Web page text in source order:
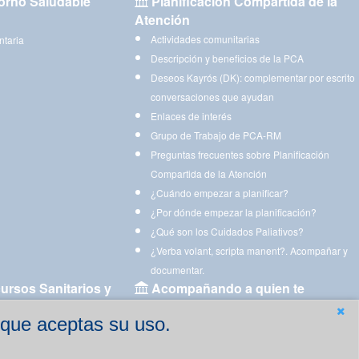
aceptas su uso.
Atención
Actividades comunitarias
Descripción y beneficios de la PCA
Deseos Kayrós (DK): complementar por escrito
conversaciones que ayudan
Enlaces de interés
Grupo de Trabajo de PCA-RM
Preguntas frecuentes sobre Planificación
Compartida de la Atención
¿Cuándo empezar a planificar?
¿Por dónde empezar la planificación?
¿Qué son los Cuidados Paliativos?
¿Verba volant, scripta manent?. Acompañar y
documentar.
Sanitarios y
Acompañando a quien te
Aplicaciones para descargar